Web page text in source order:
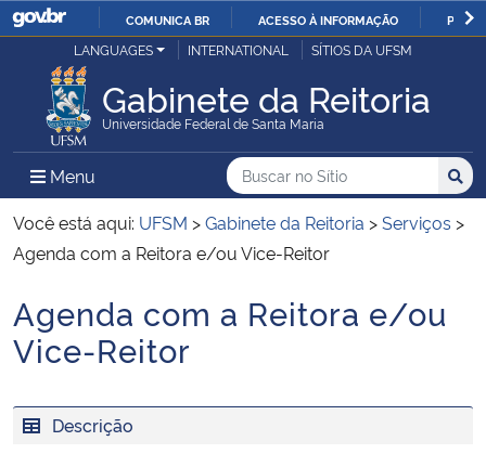
IR
O
COMUNICA BR ACESSO À INFORMAÇÃO
Ministério da Justiça e Segurança Pública
Ministério da Defesa
Ministério das Relações Exteriores
Ministério da Infraestrutura
LANGUAGES INTERNATIONAL SÍTIOS DA UFSM
Gabinete da Reitoria
Universidade Federal de Santa Maria
Menu Menu Principal do Sítio
Busca
Buscar no no Sítio
Busca:
Você está aqui: UFSM >Gabinete da Reitoria >Serviços >
Agenda com a Reitora e/ou Vice-Reitor
Início do conteúdo
Agenda com a Reitora e/ou
Vice-Reitor
Descrição